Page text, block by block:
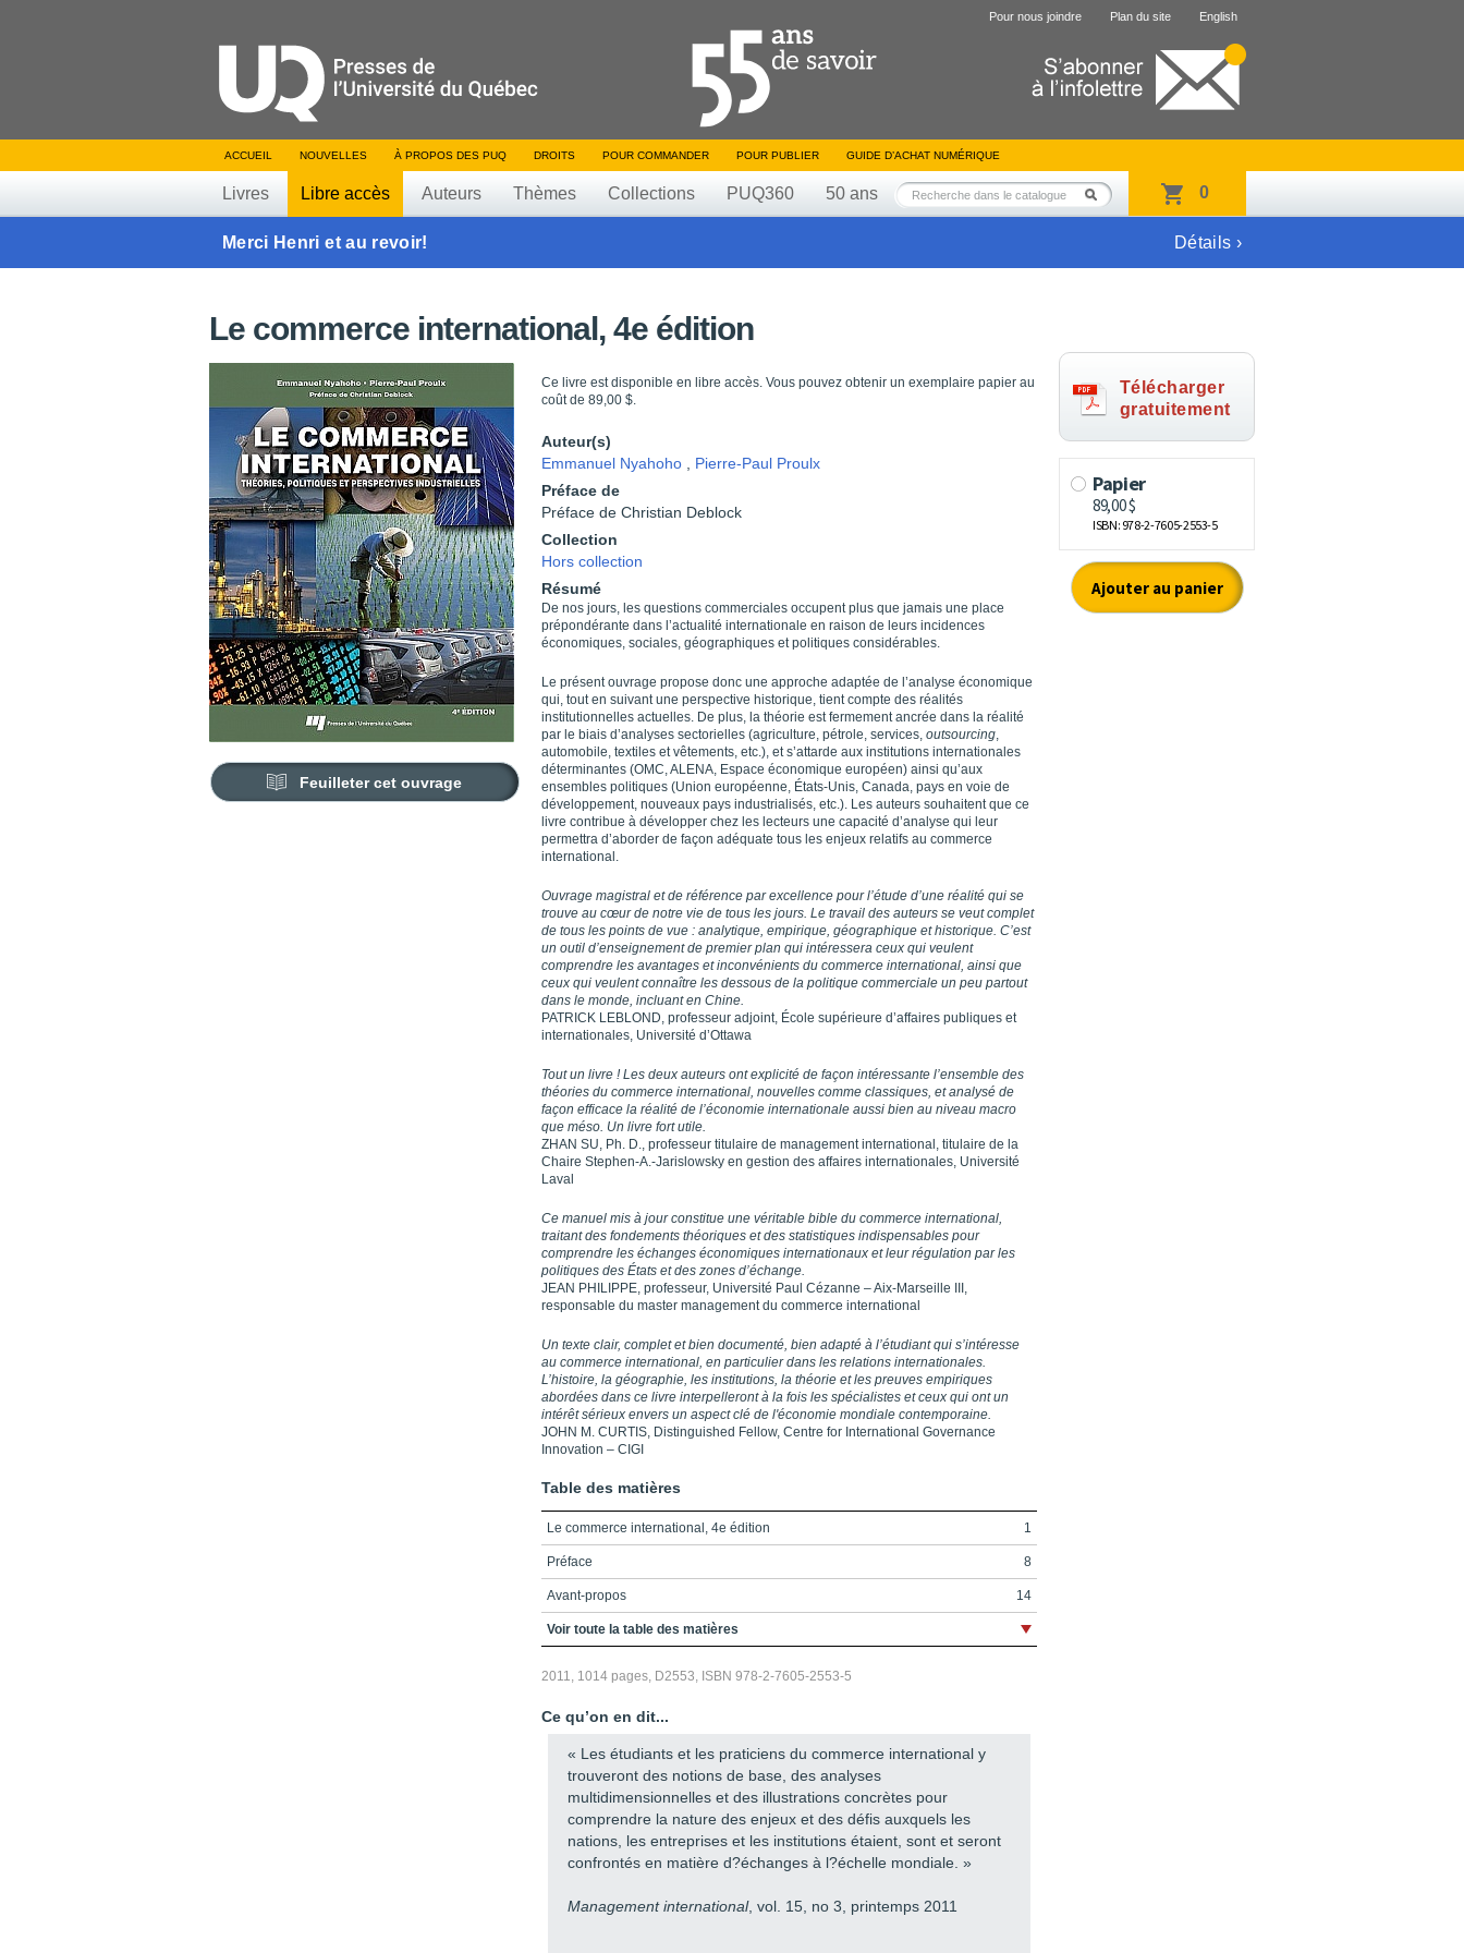
Pour nous joindre Plan du site English
ACCUEIL NOUVELLES À PROPOS DES PUQ DROITS POUR COMMANDER POUR PUBLIER GUIDE D’ACHAT NUMÉRIQUE
Livres Libre accès Auteurs Thèmes Collections PUQ360 50 ans 0
Merci Henri et au revoir! Détails ›
Le commerce international, 4e édition
Feuilleter cet ouvrage
Ce livre est disponible en libre accès. Vous pouvez obtenir un exemplaire papier au
coût de 89,00 $.
Auteur(s)
Emmanuel Nyahoho
Pierre-Paul Proulx
Préface de
Préface de Christian Deblock
Collection
Hors collection
Résumé
De nos jours, les questions commerciales occupent plus que jamais une place
prépondérante dans l’actualité internationale en raison de leurs incidences
économiques, sociales, géographiques et politiques considérables.
Le présent ouvrage propose donc une approche adaptée de l’analyse économique
qui, tout en suivant une perspective historique, tient compte des réalités
institutionnelles actuelles. De plus, la théorie est fermement ancrée dans la réalité
par le biais d’analyses sectorielles (agriculture, pétrole, services, outsourcing,
automobile, textiles et vêtements, etc.), et s’attarde aux institutions internationales
déterminantes (OMC, ALENA, Espace économique européen) ainsi qu’aux
ensembles politiques (Union européenne, États-Unis, Canada, pays en voie de
développement, nouveaux pays industrialisés, etc.). Les auteurs souhaitent que ce
livre contribue à développer chez les lecteurs une capacité d’analyse qui leur
permettra d’aborder de façon adéquate tous les enjeux relatifs au commerce
international.
Ouvrage magistral et de référence par excellence pour l’étude d’une réalité qui se
trouve au cœur de notre vie de tous les jours. Le travail des auteurs se veut complet
de tous les points de vue : analytique, empirique, géographique et historique. C’est
un outil d’enseignement de premier plan qui intéressera ceux qui veulent
comprendre les avantages et inconvénients du commerce international, ainsi que
ceux qui veulent connaître les dessous de la politique commerciale un peu partout
dans le monde, incluant en Chine.
PATRICK LEBLOND, professeur adjoint, École supérieure d’affaires publiques et
internationales, Université d’Ottawa
Tout un livre ! Les deux auteurs ont explicité de façon intéressante l’ensemble des
théories du commerce international, nouvelles comme classiques, et analysé de
façon efficace la réalité de l’économie internationale aussi bien au niveau macro
que méso. Un livre fort utile.
ZHAN SU, Ph. D., professeur titulaire de management international, titulaire de la
Chaire Stephen-A.-Jarislowsky en gestion des affaires internationales, Université
Laval
Ce manuel mis à jour constitue une véritable bible du commerce international,
traitant des fondements théoriques et des statistiques indispensables pour
comprendre les échanges économiques internationaux et leur régulation par les
politiques des États et des zones d’échange.
JEAN PHILIPPE, professeur, Université Paul Cézanne – Aix-Marseille III,
responsable du master management du commerce international
Un texte clair, complet et bien documenté, bien adapté à l’étudiant qui s’intéresse
au commerce international, en particulier dans les relations internationales.
L’histoire, la géographie, les institutions, la théorie et les preuves empiriques
abordées dans ce livre interpelleront à la fois les spécialistes et ceux qui ont un
intérêt sérieux envers un aspect clé de l'économie mondiale contemporaine.
JOHN M. CURTIS, Distinguished Fellow, Centre for International Governance
Innovation – CIGI
Table des matières
Le commerce international, 4e édition 1
Préface 8
Avant-propos 14
Table des matières 18
Chapitre 1 - Perspectives historiques
Chapitre 2 - Les échanges mondiaux
Chapitre 3 - Précis des éléments d’analyse économique
Chapitre 4 - Les modèles d’explication du flux des échanges
Chapitre 5 - La théorie des politiques commerciales: du modèle
Voir toute la table des matières
2011, 1014 pages, D2553, ISBN 978-2-7605-2553-5
Ce qu’on en dit...
« Les étudiants et les praticiens du commerce international y
trouveront des notions de base, des analyses
multidimensionnelles et des illustrations concrètes pour
comprendre la nature des enjeux et des défis auxquels les
nations, les entreprises et les institutions étaient, sont et seront
confrontés en matière d?échanges à l?échelle mondiale. »
Management international, vol. 15, no 3, printemps 2011
Télécharger
gratuitement